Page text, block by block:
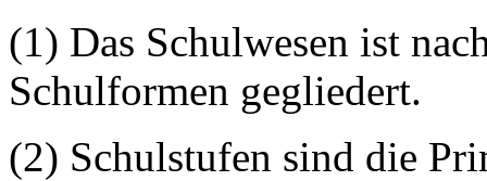
(1) Das Schulwesen ist
Schulformen gegliedert.
(2) Schulstufen sind die